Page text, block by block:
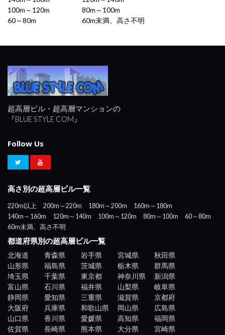
100m～120m
80m～100m
60～80m
60m未満、高さ不明
超高層ビル・超高層マンションの
『BLUE STYLE COM』
Follow Us
高さ別の超高層ビル一覧
220m以上 200m～220m 180m～200m
160m～180m
140m～160m
120m～140m 100m～120m 80m～100m
60～80m
60m未満、高さ不明
都道府県別の超高層ビル一覧
北海道 青森県 岩手県 宮城県
秋田県
山形県
福島県 茨城県 栃木県
群馬県
埼玉県
千葉県 東京都 神奈川県
新潟県
富山県
石川県 福井県 山梨県
岐阜県
静岡県
愛知県 三重県 滋賀県
京都府
大阪府
兵庫県 和歌山県 岡山県
広島県
山口県
香川県 愛媛県 高知県
福岡県
佐賀県
長崎県 熊本県 大分県 宮崎県